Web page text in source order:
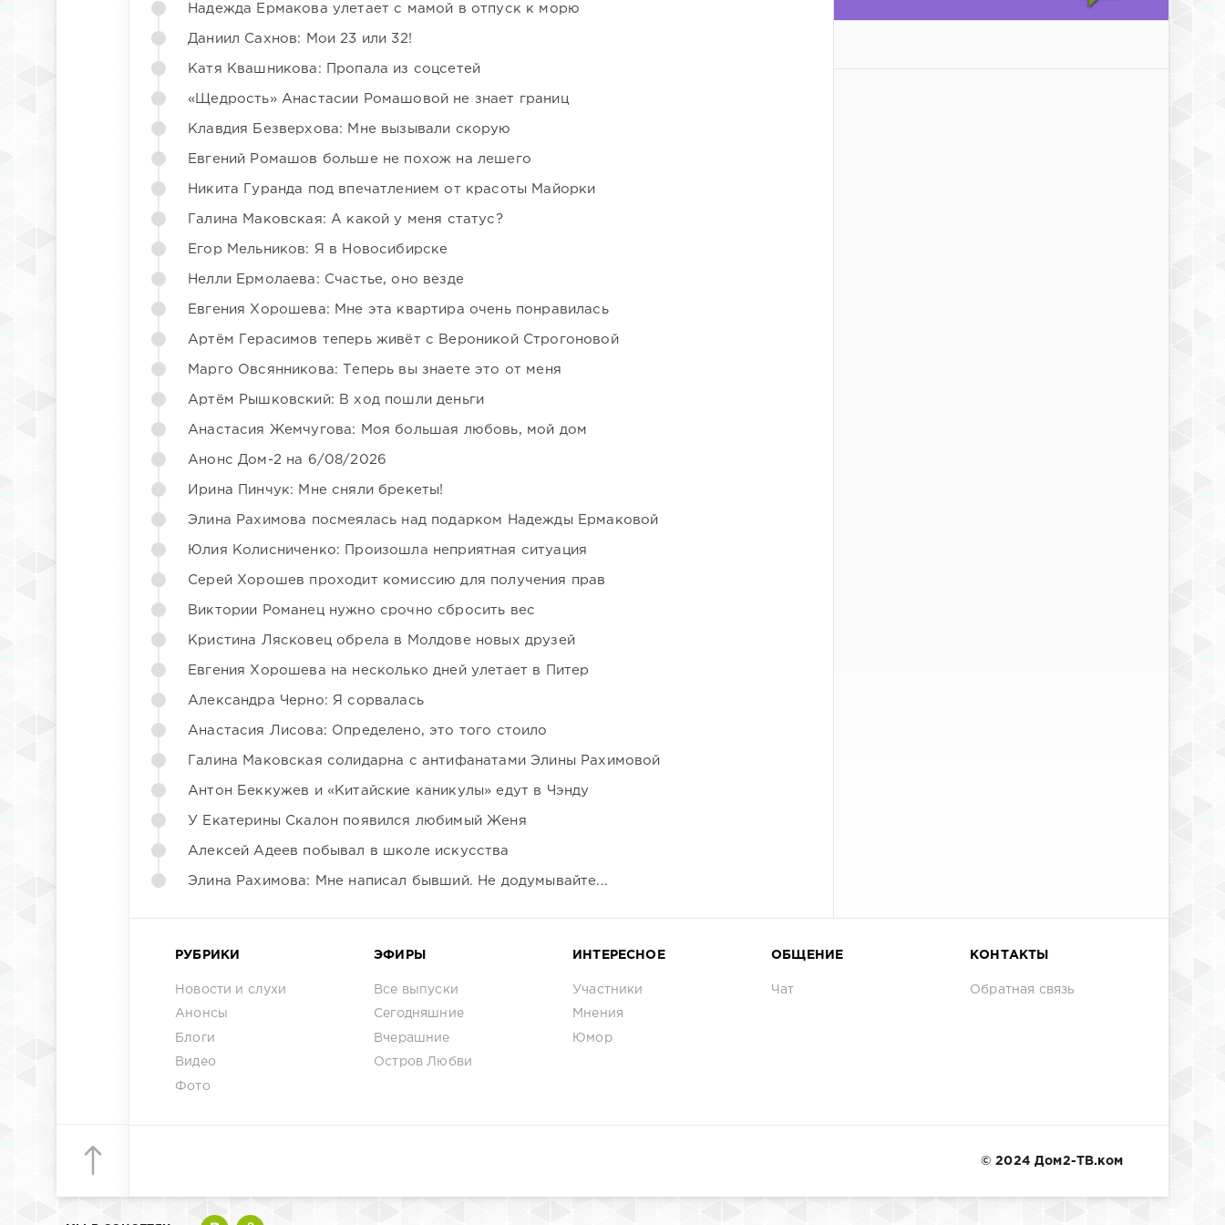
Надежда Ермакова улетает с мамой в отпуск к морю
Даниил Сахнов: Мои 23 или 32!
Катя Квашникова: Пропала из соцсетей
«Щедрость» Анастасии Ромашовой не знает границ
Клавдия Безверхова: Мне вызывали скорую
Евгений Ромашов больше не похож на лешего
Никита Гуранда под впечатлением от красоты Майорки
Галина Маковская: А какой у меня статус?
Егор Мельников: Я в Новосибирске
Нелли Ермолаева: Счастье, оно везде
Евгения Хорошева: Мне эта квартира очень понравилась
Артём Герасимов теперь живёт с Вероникой Строгоновой
Марго Овсянникова: Теперь вы знаете это от меня
Артём Рышковский: В ход пошли деньги
Анастасия Жемчугова: Моя большая любовь, мой дом
Анонс Дом-2 на 6/08/2026
Ирина Пинчук: Мне сняли брекеты!
Элина Рахимова посмеялась над подарком Надежды Ермаковой
Юлия Колисниченко: Произошла неприятная ситуация
Серей Хорошев проходит комиссию для получения прав
Виктории Романец нужно срочно сбросить вес
Кристина Лясковец обрела в Молдове новых друзей
Евгения Хорошева на несколько дней улетает в Питер
Александра Черно: Я сорвалась
Анастасия Лисова: Определено, это того стоило
Галина Маковская солидарна с антифанатами Элины Рахимовой
Антон Беккужев и «Китайские каникулы» едут в Чэнду
У Екатерины Скалон появился любимый Женя
Алексей Адеев побывал в школе искусства
Элина Рахимова: Мне написал бывший. Не додумывайте...
РУБРИКИ
Новости и слухи
Анонсы
Блоги
Видео
Фото
ЭФИРЫ
Все выпуски
Сегодняшние
Вчерашние
Остров Любви
ИНТЕРЕСНОЕ
Участники
Мнения
Юмор
ОБЩЕНИЕ
Чат
КОНТАКТЫ
Обратная связь
© 2024 Дом2-ТВ.ком